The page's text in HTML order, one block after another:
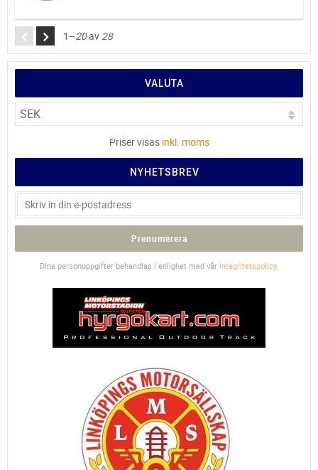
1–20av 28
VALUTA
Priser visas inkl. moms
NYHETSBREV
Prenumerera
Dina personuppgifter behandlas i enlighet med vår integritetspolicy.